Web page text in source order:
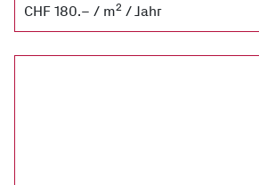
CHF 180.– / m2 / Jahr